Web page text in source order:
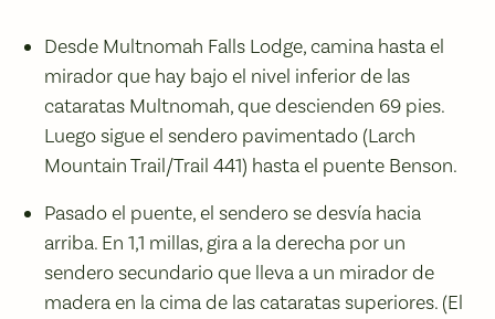
Desde Multnomah Falls Lodge, camina hasta el
mirador que hay bajo el nivel inferior de las
cataratas Multnomah, que descienden 69 pies.
Luego sigue el sendero pavimentado (Larch
Mountain Trail/Trail 441) hasta el puente Benson.
Pasado el puente, el sendero se desvía hacia
arriba. En 1,1 millas, gira a la derecha por un
sendero secundario que lleva a un mirador de
madera en la cima de las cataratas superiores. (El